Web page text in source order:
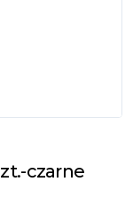
czarne